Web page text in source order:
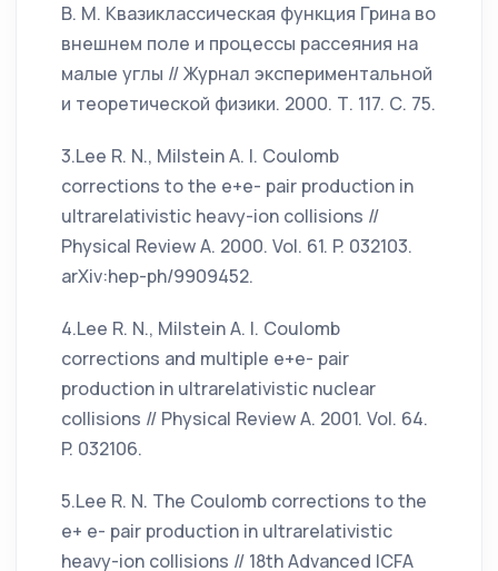
В. М. Квазиклассическая функция Грина во
внешнем поле и процессы рассеяния на
малые углы // Журнал экспериментальной
и теоретической физики. 2000. Т. 117. С. 75.
3.Lee R. N., Milstein A. I. Coulomb
corrections to the e+e- pair production in
ultrarelativistic heavy-ion collisions //
Physical Review A. 2000. Vol. 61. P. 032103.
arXiv:hep-ph/9909452.
4.Lee R. N., Milstein A. I. Coulomb
corrections and multiple e+e- pair
production in ultrarelativistic nuclear
collisions // Physical Review A. 2001. Vol. 64.
P. 032106.
5.Lee R. N. The Coulomb corrections to the
e+ e- pair production in ultrarelativistic
heavy-ion collisions // 18th Advanced ICFA